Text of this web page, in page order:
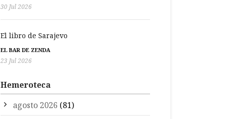
30 Jul 2026
El libro de Sarajevo
EL BAR DE ZENDA
23 Jul 2026
Hemeroteca
agosto 2026 (81)